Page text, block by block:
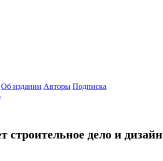
Об издании Авторы Подписка
дело и дизайн